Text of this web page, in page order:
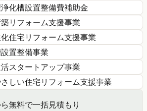
化槽設置整備費補助金
リフォーム支援事業
住宅リフォーム支援事業
置整備事業
スタートアップ事業
しい住宅リフォーム支援事業
無料で一括見積もり